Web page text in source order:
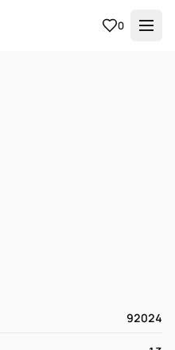
0
92024